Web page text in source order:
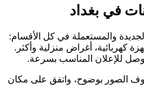
في بغداد
والمستعملة في كل الأقسام:
كهربائية، أغراض منزلية وأكثر.
للإعلان المناسب بسرعة.
الصور بوضوح، واتفق على مكان